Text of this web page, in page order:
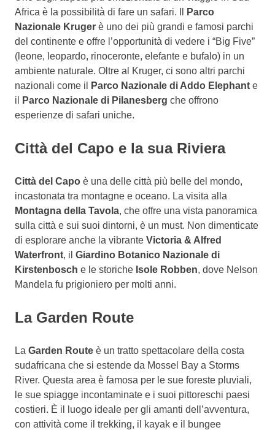
Africa è la possibilità di fare un safari. Il
Parco
Nazionale Kruger è uno dei più grandi e famosi parchi
del continente e offre l’opportunità di vedere i “Big Five”
(leone, leopardo, rinoceronte, elefante e bufalo) in un
ambiente naturale. Oltre al Kruger, ci sono altri parchi
nazionali come il
Parco Nazionale di Addo Elephant e
il
Parco Nazionale di Pilanesberg che offrono
esperienze di safari uniche.
Città del Capo e la sua Riviera
Città del Capo è una delle città più belle del mondo,
incastonata tra montagne e oceano. La visita alla
Montagna della Tavola, che offre una vista panoramica
sulla città e sui suoi dintorni, è un must. Non dimenticate
di esplorare anche la vibrante Victoria & Alfred
Waterfront, il Giardino Botanico Nazionale di
Kirstenbosch e le storiche Isole Robben, dove Nelson
Mandela fu prigioniero per molti anni.
La Garden Route
La Garden Route è un tratto spettacolare della costa
sudafricana che si estende da Mossel Bay a Storms
River. Questa area è famosa per le sue foreste pluviali,
le sue spiagge incontaminate e i suoi pittoreschi paesi
costieri. È il luogo ideale per gli amanti dell’avventura,
con attività come il trekking, il kayak e il bungee